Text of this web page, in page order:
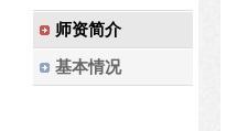
师资简介
基本情况